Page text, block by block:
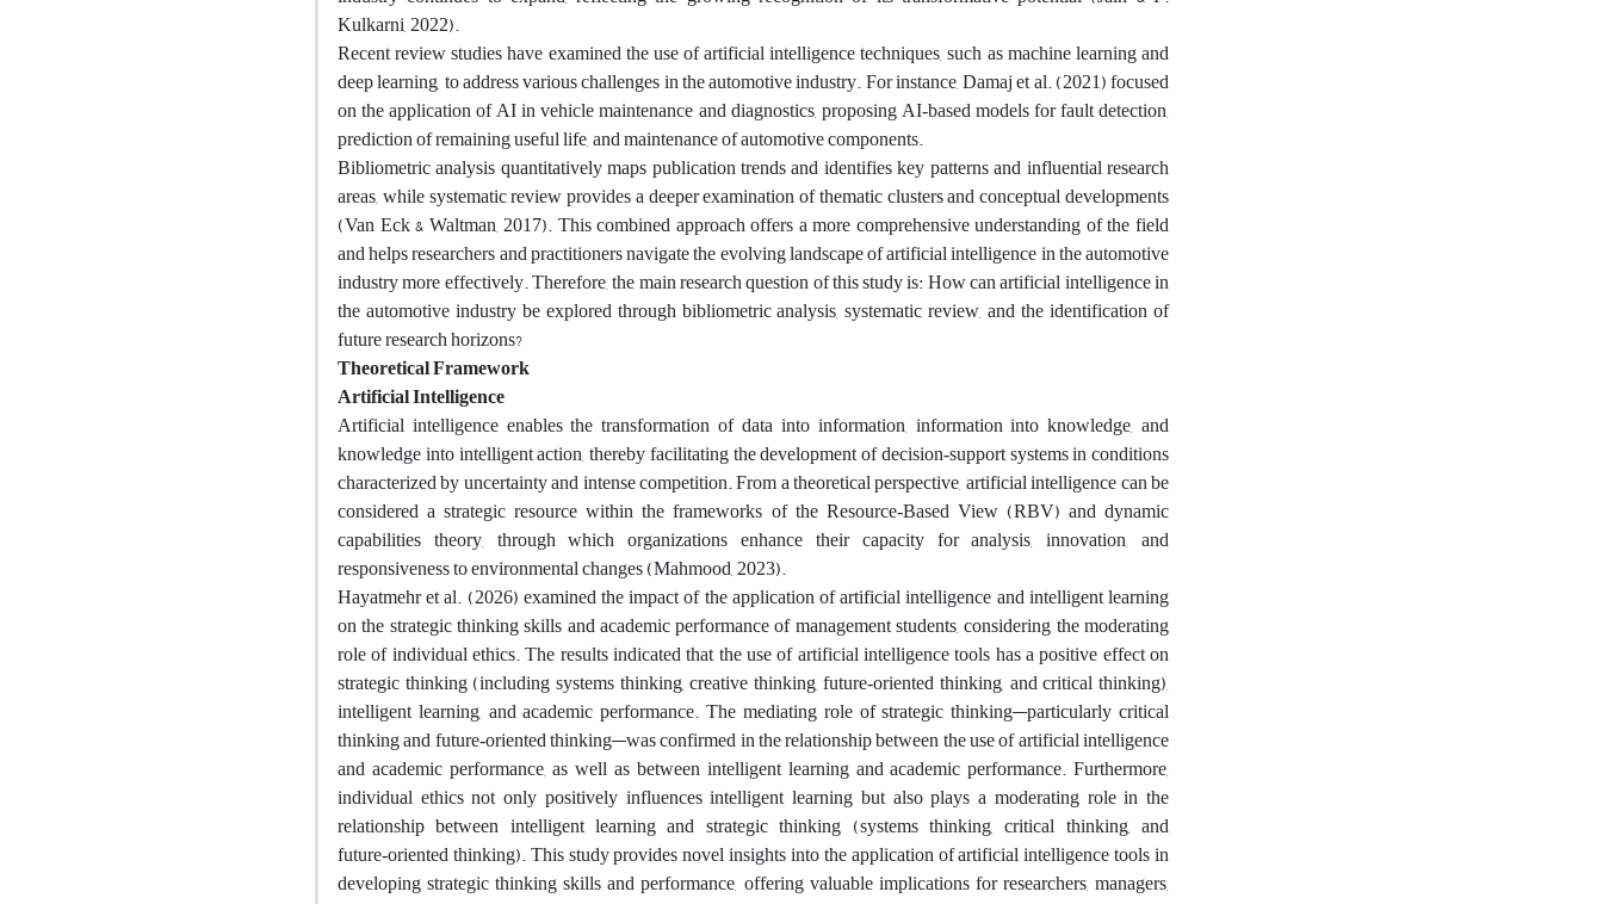
Kulkarni, 2022).
Recent review studies have examined the use of artificial intelligence techniques, such as machine learning and
deep learning, to address various challenges in the automotive industry. For instance, Damaj et al. (2021) focused
on the application of AI in vehicle maintenance and diagnostics, proposing AI‑based models for fault detection,
prediction of remaining useful life, and maintenance of automotive components.
Bibliometric analysis quantitatively maps publication trends and identifies key patterns and influential research
areas, while systematic review provides a deeper examination of thematic clusters and conceptual developments
(Van Eck & Waltman, 2017). This combined approach offers a more comprehensive understanding of the field
and helps researchers and practitioners navigate the evolving landscape of artificial intelligence in the automotive
industry more effectively. Therefore, the main research question of this study is: How can artificial intelligence in
the automotive industry be explored through bibliometric analysis, systematic review, and the identification of
future research horizons?
Theoretical Framework
Artificial Intelligence
Artificial intelligence enables the transformation of data into information, information into knowledge, and
knowledge into intelligent action, thereby facilitating the development of decision‑support systems in conditions
characterized by uncertainty and intense competition. From a theoretical perspective, artificial intelligence can be
considered a strategic resource within the frameworks of the Resource‑Based View (RBV) and dynamic
capabilities theory, through which organizations enhance their capacity for analysis, innovation, and
responsiveness to environmental changes (Mahmood, 2023).
Hayatmehr et al. (2026) examined the impact of the application of artificial intelligence and intelligent learning
on the strategic thinking skills and academic performance of management students, considering the moderating
role of individual ethics. The results indicated that the use of artificial intelligence tools has a positive effect on
strategic thinking (including systems thinking, creative thinking, future‑oriented thinking, and critical thinking),
intelligent learning, and academic performance. The mediating role of strategic thinking—particularly critical
thinking and future‑oriented thinking—was confirmed in the relationship between the use of artificial intelligence
and academic performance, as well as between intelligent learning and academic performance. Furthermore,
individual ethics not only positively influences intelligent learning but also plays a moderating role in the
relationship between intelligent learning and strategic thinking (systems thinking, critical thinking, and
future‑oriented thinking). This study provides novel insights into the application of artificial intelligence tools in
developing strategic thinking skills and performance, offering valuable implications for researchers, managers,